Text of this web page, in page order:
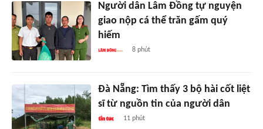
Người dân Lâm Đồng tự nguyện
giao nộp cá thể trăn gấm quý
hiếm
8 phút
Đà Nẵng: Tìm thấy 3 bộ hài cốt liệt
sĩ từ nguồn tin của người dân
11 phút